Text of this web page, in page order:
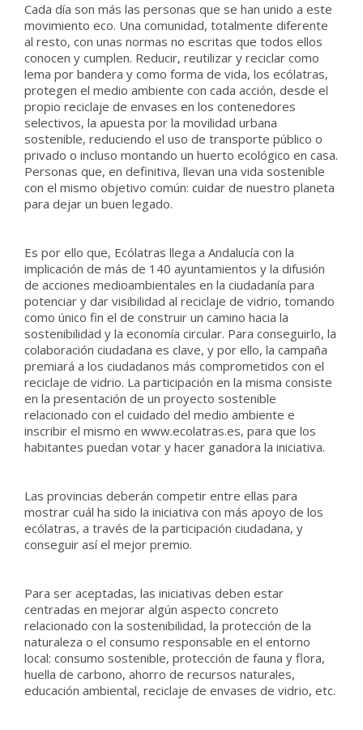
Cada día son más las personas que se han unido a este
movimiento eco. Una comunidad, totalmente diferente
al resto, con unas normas no escritas que todos ellos
conocen y cumplen. Reducir, reutilizar y reciclar como
lema por bandera y como forma de vida, los ecólatras,
protegen el medio ambiente con cada acción, desde el
propio reciclaje de envases en los contenedores
selectivos, la apuesta por la movilidad urbana
sostenible, reduciendo el uso de transporte público o
privado o incluso montando un huerto ecológico en casa.
Personas que, en definitiva, llevan una vida sostenible
con el mismo objetivo común: cuidar de nuestro planeta
para dejar un buen legado.
Es por ello que, Ecólatras llega a Andalucía con la
implicación de más de 140 ayuntamientos y la difusión
de acciones medioambientales en la ciudadanía para
potenciar y dar visibilidad al reciclaje de vidrio, tomando
como único fin el de construir un camino hacia la
sostenibilidad y la economía circular. Para conseguirlo, la
colaboración ciudadana es clave, y por ello, la campaña
premiará a los ciudadanos más comprometidos con el
reciclaje de vidrio. La participación en la misma consiste
en la presentación de un proyecto sostenible
relacionado con el cuidado del medio ambiente e
inscribir el mismo en www.ecolatras.es, para que los
habitantes puedan votar y hacer ganadora la iniciativa.
Las provincias deberán competir entre ellas para
mostrar cuál ha sido la iniciativa con más apoyo de los
ecólatras, a través de la participación ciudadana, y
conseguir así el mejor premio.
Para ser aceptadas, las iniciativas deben estar
centradas en mejorar algún aspecto concreto
relacionado con la sostenibilidad, la protección de la
naturaleza o el consumo responsable en el entorno
local: consumo sostenible, protección de fauna y flora,
huella de carbono, ahorro de recursos naturales,
educación ambiental, reciclaje de envases de vidrio, etc.